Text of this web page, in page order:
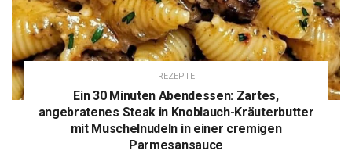
REZEPTE
Ein 30 Minuten Abendessen: Zartes,
angebratenes Steak in Knoblauch-Kräuterbutter
mit Muschelnudeln in einer cremigen
Parmesansauce